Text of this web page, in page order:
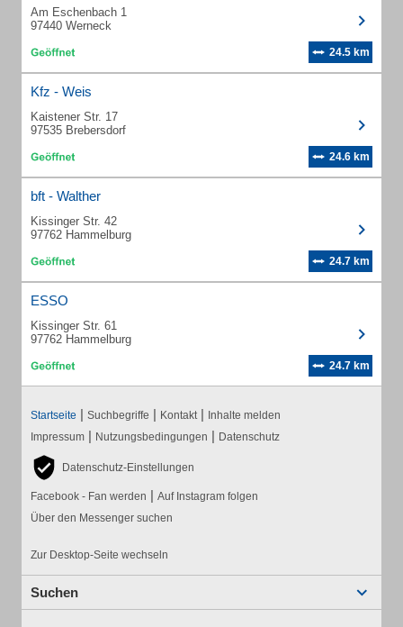
Am Eschenbach 1
97440 Werneck
24.5 km
Kfz - Weis
Kaistener Str. 17
97535 Brebersdorf
24.6 km
bft - Walther
Kissinger Str. 42
97762 Hammelburg
24.7 km
ESSO
Kissinger Str. 61
97762 Hammelburg
24.7 km
Startseite | Suchbegriffe | Kontakt | Inhalte melden
Impressum | Nutzungsbedingungen | Datenschutz
Datenschutz-Einstellungen
Facebook - Fan werden | Auf Instagram folgen
Über den Messenger suchen
Zur Desktop-Seite wechseln
Suchen